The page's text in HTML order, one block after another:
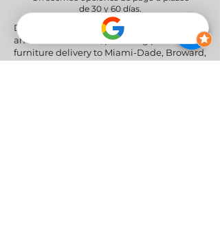
de 30 y 60 días.
Delivery Areas" We proudly serve South
and Central Florida, providing professional
furniture delivery to Miami-Dade, Broward,